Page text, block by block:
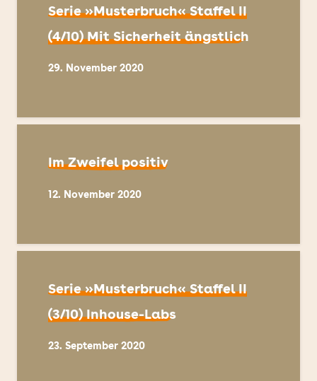
Serie »Musterbruch« Staffel II
(4/10) Mit Sicherheit ängstlich
29. November 2020
Im Zweifel positiv
12. November 2020
Serie »Musterbruch« Staffel II
(3/10) Inhouse-Labs
23. September 2020